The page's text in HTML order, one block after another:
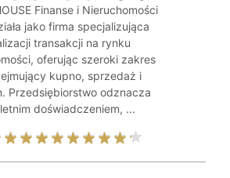
Finanse i Nieruchomości
jako firma specjalizująca
transakcji na rynku
oferując szeroki zakres
kupno, sprzedaż i
Przedsiębiorstwo odznacza
doświadczeniem, ...